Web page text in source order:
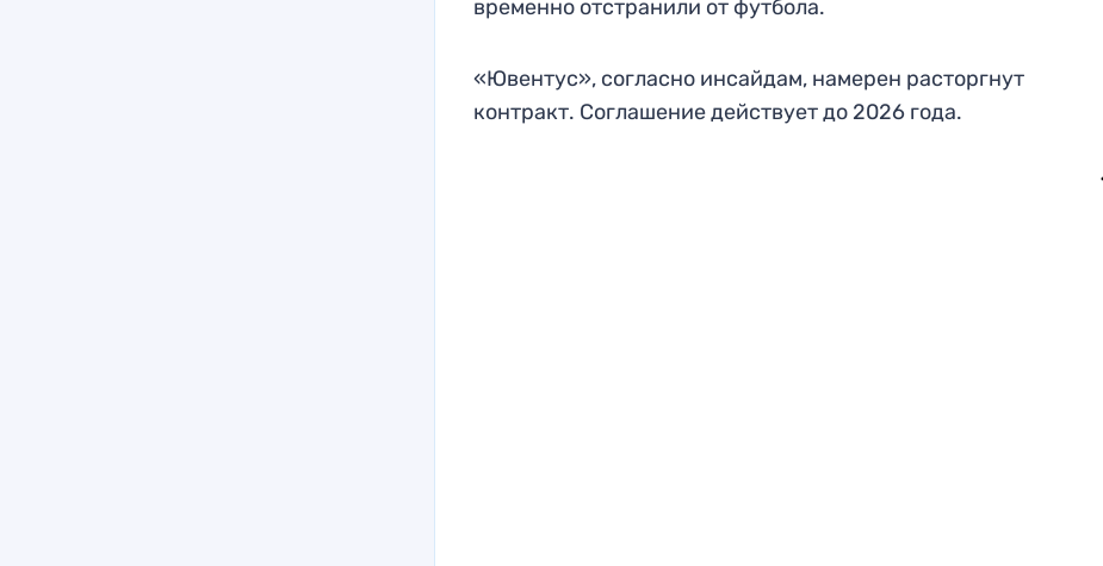
временно отстранили от футбола.
«Ювентус», согласно инсайдам, намерен расторгнут
контракт. Соглашение действует до 2026 года.